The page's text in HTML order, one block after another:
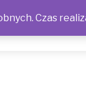
Czas